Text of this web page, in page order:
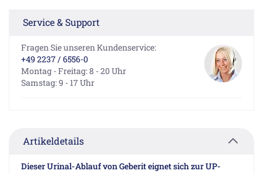
Service & Support
Fragen Sie unseren Kundenservice:
+49 2237 / 6556-0
Montag - Freitag: 8 - 20 Uhr
Samstag: 9 - 17 Uhr
Artikeldetails
Dieser Urinal-Ablauf von Geberit eignet sich zur UP-